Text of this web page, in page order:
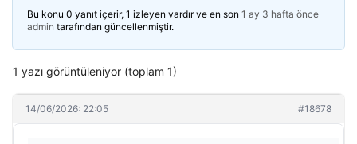
Bu konu 0 yanıt içerir, 1 izleyen vardır ve en son 1 ay 3 hafta önce
admin tarafından güncellenmiştir.
1 yazı görüntüleniyor (toplam 1)
14/06/2026: 22:05 #18678